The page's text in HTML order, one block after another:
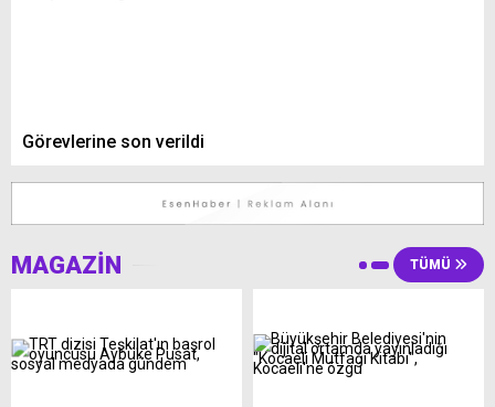
Görevlerine son verildi
MAGAZİN TÜMÜ